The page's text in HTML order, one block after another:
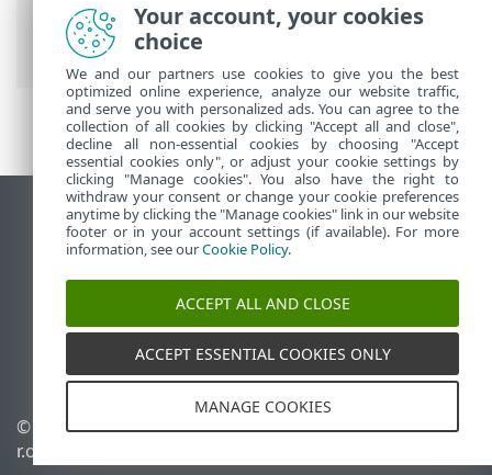
ESET PROTECT On-Prem 기본 메뉴>자세
>컴퓨터 사용자
데스크톱 사이트 보기
End of Life
ESET 지식 베이스
ESET Status Portal
국가별 지원
© 1992 - 2026 ESET, spol. s
r.o. - All rights reserved.
쿠키 관리
Your account, your cookies
choice
We and our partners use cookies to give you the best
optimized online experience, analyze our website traffic,
and serve you with personalized ads. You can agree to the
collection of all cookies by clicking "Accept all and close",
decline all non-essential cookies by choosing "Accept
essential cookies only", or adjust your cookie settings by
clicking "Manage cookies". You also have the right to
withdraw your consent or change your cookie preferences
anytime by clicking the "Manage cookies" link in our website
footer or in your account settings (if available). For more
information, see ourCookie Policy.
ACCEPT ALL AND CLOSE
ACCEPT ESSENTIAL COOKIES ONLY
MANAGE COOKIES